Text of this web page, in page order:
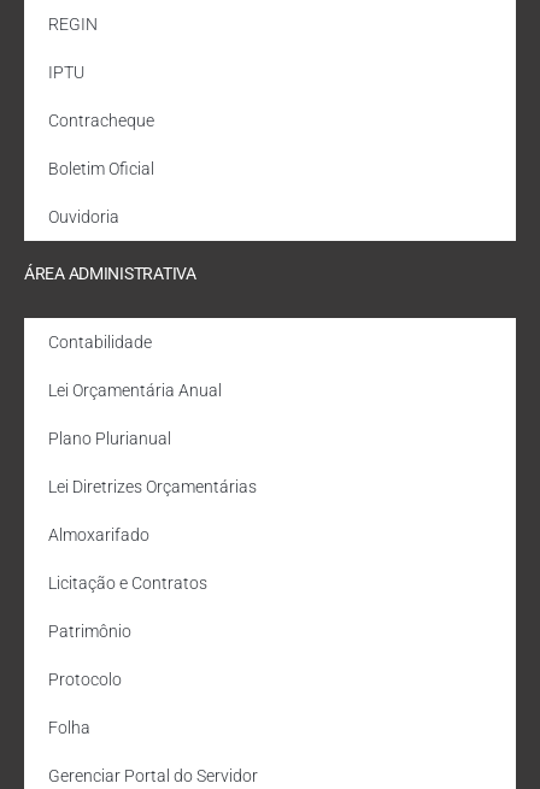
REGIN
IPTU
Contracheque
Boletim Oficial
Ouvidoria
ÁREA ADMINISTRATIVA
Contabilidade
Lei Orçamentária Anual
Plano Plurianual
Lei Diretrizes Orçamentárias
Almoxarifado
Licitação e Contratos
Patrimônio
Protocolo
Folha
Gerenciar Portal do Servidor